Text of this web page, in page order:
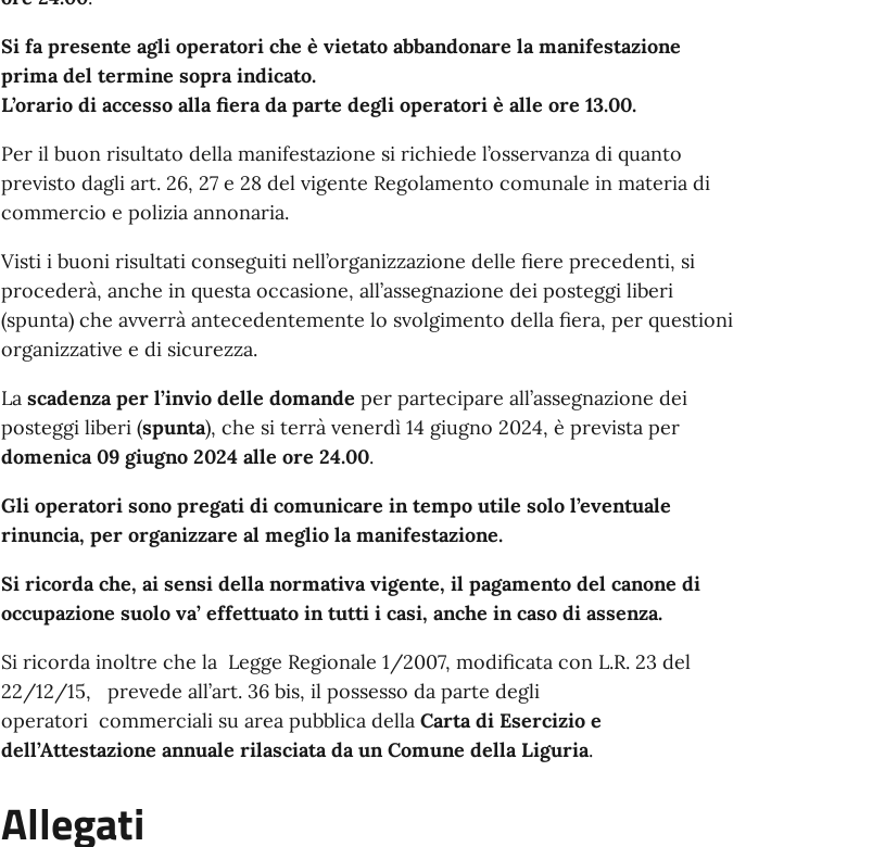
Si fa presente agli operatori che è vietato abbandonare la manifestazione
prima del termine sopra indicato.
L’orario di accesso alla fiera da parte degli operatori è alle ore 13.00.
Per il buon risultato della manifestazione si richiede l’osservanza di quanto
previsto dagli art. 26, 27 e 28 del vigente Regolamento comunale in materia di
commercio e polizia annonaria.
Visti i buoni risultati conseguiti nell’organizzazione delle fiere precedenti, si
procederà, anche in questa occasione, all’assegnazione dei posteggi liberi
(spunta) che avverrà antecedentemente lo svolgimento della fiera, per questioni
organizzative e di sicurezza.
La scadenza per l’invio delle domande per partecipare all’assegnazione dei
posteggi liberi (spunta), che si terrà venerdì 14 giugno 2024, è prevista per
domenica 09 giugno 2024 alle ore 24.00.
Gli operatori sono pregati di comunicare in tempo utile solo l’eventuale
rinuncia, per organizzare al meglio la manifestazione.
Si ricorda che, ai sensi della normativa vigente, il pagamento del canone di
occupazione suolo va’ effettuato in tutti i casi, anche in caso di assenza.
Si ricorda inoltre che la Legge Regionale 1/2007, modificata con L.R. 23 del
22/12/15, prevede all’art. 36 bis, il possesso da parte degli
operatori commerciali su area pubblica della Carta di Esercizio e
dell’Attestazione annuale rilasciata da un Comune della Liguria.
Allegati